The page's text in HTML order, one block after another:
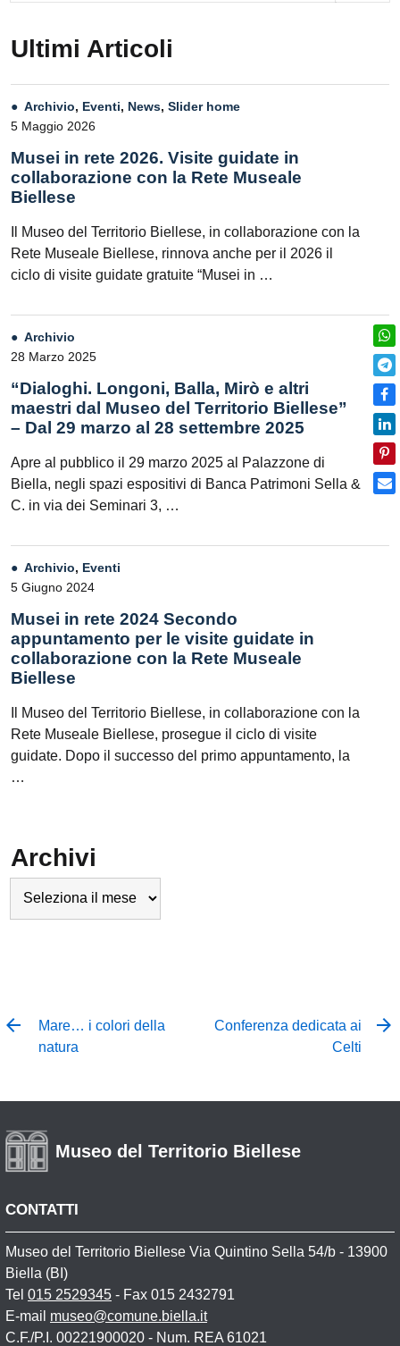
Ultimi Articoli
Archivio, Eventi, News, Slider home
5 Maggio 2026
Musei in rete 2026. Visite guidate in
collaborazione con la Rete Museale
Biellese
Il Museo del Territorio Biellese, in collaborazione con la
Rete Museale Biellese, rinnova anche per il 2026 il
ciclo di visite guidate gratuite “Musei in …
Archivio
28 Marzo 2025
“Dialoghi. Longoni, Balla, Mirò e altri
maestri dal Museo del Territorio Biellese”
– Dal 29 marzo al 28 settembre 2025
Apre al pubblico il 29 marzo 2025 al Palazzone di
Biella, negli spazi espositivi di Banca Patrimoni Sella &
C. in via dei Seminari 3, …
Archivio, Eventi
5 Giugno 2024
Musei in rete 2024 Secondo
appuntamento per le visite guidate in
collaborazione con la Rete Museale
Biellese
Il Museo del Territorio Biellese, in collaborazione con la
Rete Museale Biellese, prosegue il ciclo di visite
guidate. Dopo il successo del primo appuntamento, la
…
Archivi
Mare… i colori della
natura
Conferenza dedicata ai
Celti
Museo del Territorio Biellese
CONTATTI
Museo del Territorio Biellese Via Quintino Sella 54/b - 13900
Biella (BI)
Tel 015 2529345 - Fax 015 2432791
E-mail museo@comune.biella.it
C.F./P.I. 00221900020 - Num. REA 61021